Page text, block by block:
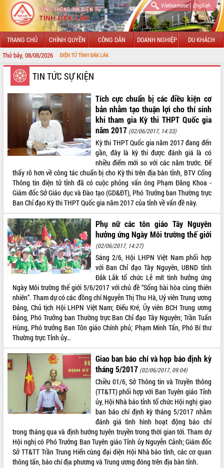
Vietnamese| English
TRANG CHỦ CHÍNH QUYỀN CÔNG DÂN DOANH NGHIỆP DU KHÁCH
Thứ bảy, 08/08/2026
TIN ĐIỆN TỬ TỈNH ĐẮK LẮK
GIỚI THIỆU
LÃNH ĐẠO UBND TỈNH
TIN TỨC SỰ KIỆN
SỞ, BAN, NGÀNH
UBND CÁC XÃ, PHƯỜNG
THÔNG TIN CHỈ ĐẠO ĐIỀU HÀNH
HỆ THỐNG VĂN BẢN
VĂN BẢN HĐND TỈNH
ĐIỂM TIN VĂN BẢN
QUY HOẠCH - KẾ HOẠCH
VIDEO
TIN TỨC SỰ KIỆN
Tích cực chuẩn bị các điều kiện cơ
bản nhằm tạo thuận lợi cho thí sinh
khi tham gia Kỳ thi THPT Quốc gia
năm 2017 (02/06/2017, 14:33)
Kỳ thi THPT Quốc gia năm 2017 đang đến
gần, đây là kỳ thi được đánh giá là có
nhiều điểm mới so với các năm trước. Để
thấy rõ hơn về công tác chuẩn bị cho Kỳ thi trên địa bàn tỉnh, BTV Cổng
Thông tin điện tử tỉnh đã có cuộc phỏng vấn ông Phạm Đăng Khoa -
Giám đốc Sở Giáo dục và Đào tạo (GD&ĐT), Phó Trưởng ban Thường trực
Ban Chỉ đạo Kỳ thi THPT Quốc gia năm 2017 của tỉnh về vấn đề này.
Phụ nữ các tôn giáo Tây Nguyên
hưởng ứng Ngày Môi trường thế giới
(02/06/2017, 14:27)
Sáng 2/6, Hội LHPN Việt Nam phối hợp
với Ban Chỉ đạo Tây Nguyên, UBND tỉnh
Đắk Lắk tổ chức Lễ mít tinh hưởng ứng
Ngày Môi trường thế giới 5/6/2017 với chủ đề “Sống hài hòa cùng thiên
nhiên”. Tham dự có các đồng chí Nguyễn Thị Thu Hà, Uỷ viên Trung ương
Đảng, Chủ tịch Hội LHPN Việt Nam; Điểu Kré, Ủy viên BCH Trung ương
Đảng, Phó Trưởng ban Thường trực Ban Chỉ đạo Tây Nguyên; Trần Tuấn
Hùng, Phó trưởng Ban Tôn giáo Chính phủ; Phạm Minh Tấn, Phó Bí thư
Thường trực Tỉnh ủy...
Giao ban báo chí và họp báo định kỳ
tháng 5/2017 (02/06/2017, 09:04)
Chiều 01/6, Sở Thông tin và Truyền thông
(TT&TT) phối hợp với Ban Tuyên giáo Tỉnh
ủy, Hội Nhà báo tỉnh tổ chức Hội nghị giao
ban báo chí định kỳ tháng 5/2017 nhằm
đánh giá tình hình hoạt động báo chí
trong tháng qua và định hướng tuyên truyền trong thời gian tới. Tham dự
Hội nghị có Phó Trưởng Ban Tuyên giáo Tỉnh ủy Nguyễn Cảnh; Giám đốc
Sở TT&TT Trần Trung Hiển cùng đại diện Hội Nhà báo tỉnh, các cơ quan
thông tấn, báo chí địa phương và Trung ương đóng trên địa bàn tỉnh.